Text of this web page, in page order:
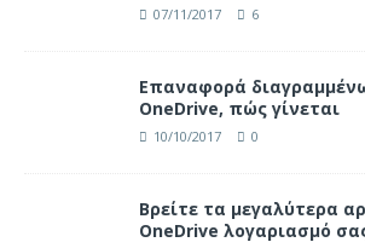
07/11/2017 6
Επαναφορά
OneDrive, πώς γίνεται
10/10/2017 0
Βρείτε τα μεγαλύτερα
OneDrive λογαριασμό